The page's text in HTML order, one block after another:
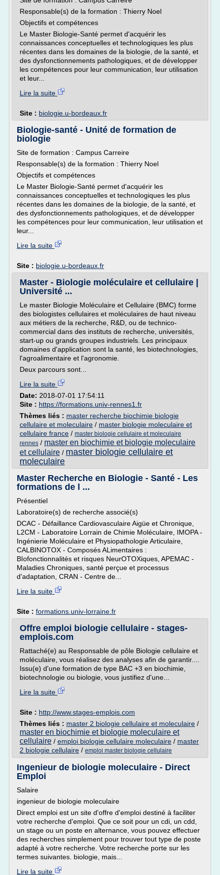
Responsable(s) de la formation : Thierry Noel
Objectifs et compétences
Le Master Biologie-Santé permet d'acquérir les
connaissances conceptuelles et technologiques les plus
récentes dans les domaines de la biologie, de la santé, et
des dysfonctionnements pathologiques, et de développer
les compétences pour leur communication, leur utilisation
et leur...
Lire la suite
Site : biologie.u-bordeaux.fr
Biologie-santé - Unité de formation de
biologie
Site de formation : Campus Carreire
Responsable(s) de la formation : Thierry Noel
Objectifs et compétences
Le Master Biologie-Santé permet d'acquérir les
connaissances conceptuelles et technologiques les plus
récentes dans les domaines de la biologie, de la santé, et
des dysfonctionnements pathologiques, et de développer
les compétences pour leur communication, leur utilisation et
leur...
Lire la suite
Site : biologie.u-bordeaux.fr
Master - Biologie moléculaire et cellulaire |
Université ...
Le master Biologie Moléculaire et Cellulaire (BMC) forme
des biologistes cellulaires et moléculaires de haut niveau
aux métiers de la recherche, R&D, ou de technico-
commercial dans des instituts de recherche, universités,
start-up ou grands groupes industriels. Les principaux
domaines d'application sont la santé, les biotechnologies,
l'agroalimentaire et l'agronomie.
Deux parcours sont...
Lire la suite
Date: 2018-07-01 17:54:11
Site : https://formations.univ-rennes1.fr
Thèmes liés : master recherche biochimie biologie
cellulaire et moleculaire / master biologie moleculaire et
cellulaire france / master biologie cellulaire et moleculaire
rennes / master en biochimie et biologie moleculaire
et cellulaire / master biologie cellulaire et
moleculaire
Master Recherche en Biologie - Santé - Les
formations de l ...
Présentiel
Laboratoire(s) de recherche associé(s)
DCAC - Défaillance Cardiovasculaire Aigüe et Chronique,
L2CM - Laboratoire Lorrain de Chimie Moléculaire, IMOPA -
Ingénierie Moléculaire et Physiopathologie Articulaire,
CALBINOTOX - Composés ALimentaires :
BIofonctionnalités et risques NeurOTOXiques, APEMAC -
Maladies Chroniques, santé perçue et processus
d'adaptation, CRAN - Centre de...
Lire la suite
Site : formations.univ-lorraine.fr
Offre emploi biologie cellulaire - stages-
emplois.com
Rattaché(e) au Responsable de pôle Biologie cellulaire et
moléculaire, vous réalisez des analyses afin de garantir....
Issu(e) d'une formation de type BAC +3 en biochimie,
biotechnologie ou biologie, vous justifiez d'une...
Lire la suite
Site : http://www.stages-emplois.com
Thèmes liés : master 2 biologie cellulaire et moleculaire /
master en biochimie et biologie moleculaire et
cellulaire / emploi biologie cellulaire moleculaire / master
2 biologie cellulaire / emploi master biologie cellulaire
Ingenieur de biologie moleculaire - Direct
Emploi
Salaire
ingenieur de biologie moleculaire
Direct emploi est un site d'offre d'emploi destiné à faciliter
votre recherche d'emploi. Que ce soit pour un cdi, un cdd,
un stage ou un poste en alternance, vous pouvez effectuer
des recherches simplement pour trouver tout type de poste
adapté à votre recherche. Votre recherche porte sur les
termes suivantes. biologie, mais...
Lire la suite